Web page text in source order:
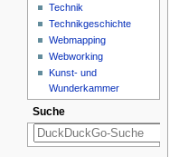
Technik
Technikgeschichte
Webmapping
Webworking
Kunst- und
Wunderkammer
Suche